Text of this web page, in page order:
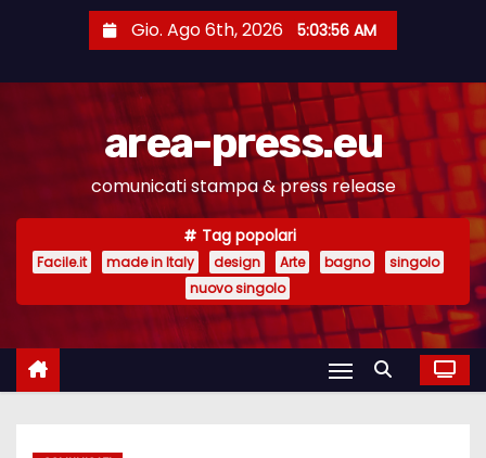
e
Gio. Ago 6th, 2026 5:03:57 AM
area-press.eu
comunicati stampa & press release
Tag popolari
Facile.it made in Italy design Arte bagno
singolo
nuovo singolo